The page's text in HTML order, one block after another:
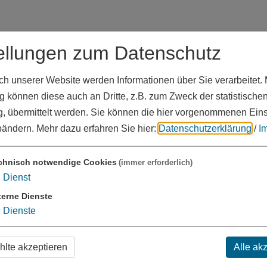
zum Datenschutz
unserer Website werden Informationen über Sie verarbeitet.
können diese auch an Dritte, z.B. zum Zweck der statistischen
übermittelt werden. Sie können die hier vorgenommenen
Mehr dazu erfahren Sie hier: Datenschutzerklärung /
notwendige Cookies (immer erforderlich)
Dienst
Dienste
Dienste
akzeptieren Alle